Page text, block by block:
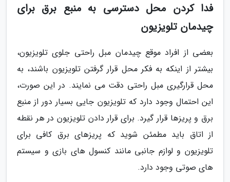
فدا کردن محل دسترسی به منبع برق برای
چیدمان تلویزیون
بعضی از افراد موقع چیدمان مبل راحتی جلوی تلویزیون،
بیشتر از اینکه به فکر محل قرار گرفتن تلویزیون باشند، به
محل قرارگیری مبل راحتی دقت می نمایند. در این صورت،
این احتمال وجود دارد که تلویزیون جایی بسیار دور از منبع
برق و پریزها قرار گیرد. برای قرار دادن تلویزیون در هر نقطه
از اتاق باید مطمئن شوید که پریزهای برق کافی برای
تلویزیون و لوازم جانبی مانند کنسول های بازی و سیستم
های صوتی وجود دارد.